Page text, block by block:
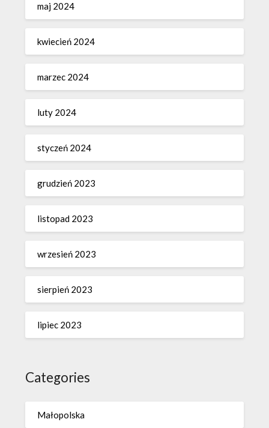
maj 2024
kwiecień 2024
marzec 2024
luty 2024
styczeń 2024
grudzień 2023
listopad 2023
wrzesień 2023
sierpień 2023
lipiec 2023
Categories
Małopolska